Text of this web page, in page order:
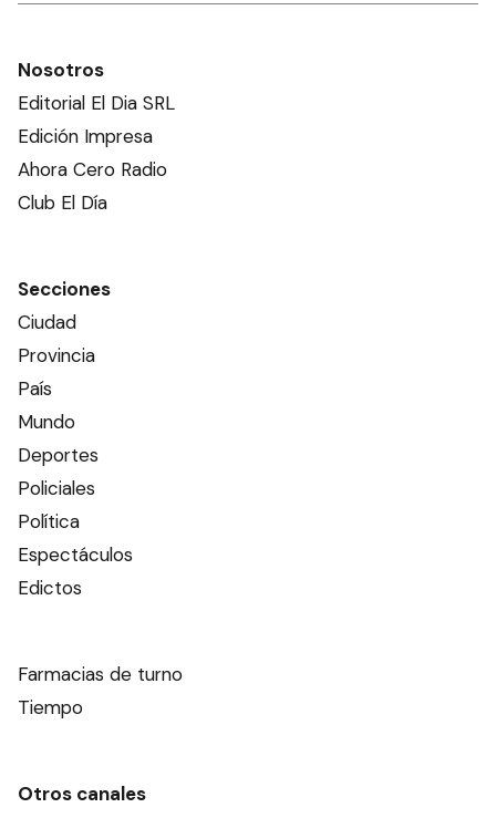
Nosotros
Editorial El Dia SRL
Edición Impresa
Ahora Cero Radio
Club El Día
Secciones
Ciudad
Provincia
País
Mundo
Deportes
Policiales
Política
Espectáculos
Edictos
Farmacias de turno
Tiempo
Otros canales